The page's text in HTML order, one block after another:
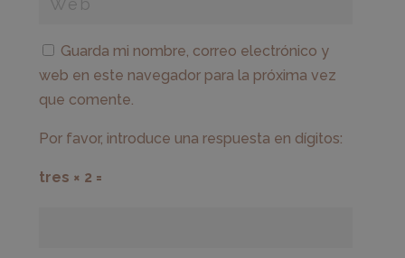
Guarda mi nombre, correo electrónico y
web en este navegador para la próxima vez
que comente.
Por favor, introduce una respuesta en dígitos:
tres × 2 =